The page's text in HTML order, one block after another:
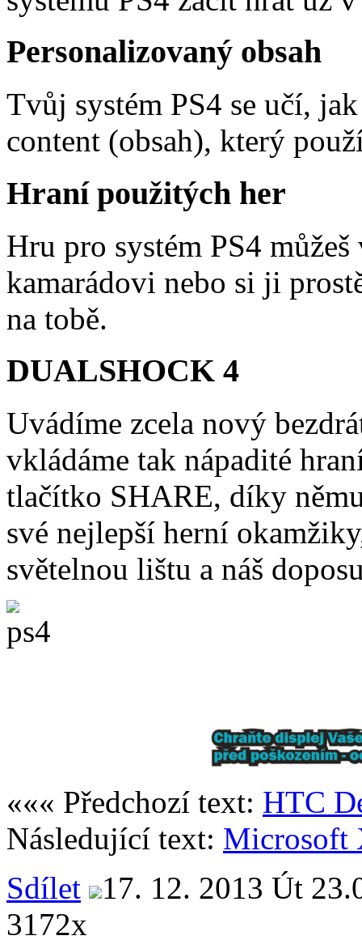
Personalizovaný obsah
Tvůj systém PS4 se učí,
content (obsah), který
Hraní použitých her
Hru pro systém PS4
kamarádovi nebo si ji
na tobě.
DUALSHOCK 4
Uvádíme zcela nový
vkládáme tak nápadité
tlačítko SHARE, díky
své nejlepší herní
světelnou lištu a náš
««« Předchozí text: HTC
Následující text: Microsoft
Sdílet
17. 12. 2013 Út
3172x